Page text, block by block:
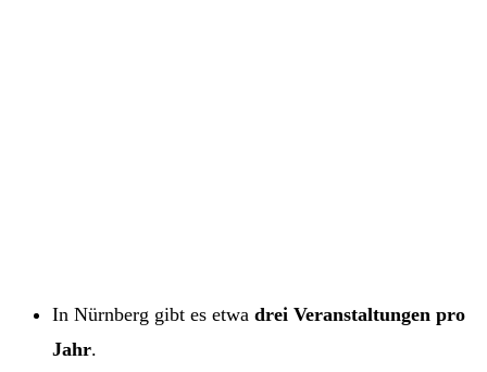
In Nürnberg gibt es etwa drei Veranstaltungen pro
Jahr.